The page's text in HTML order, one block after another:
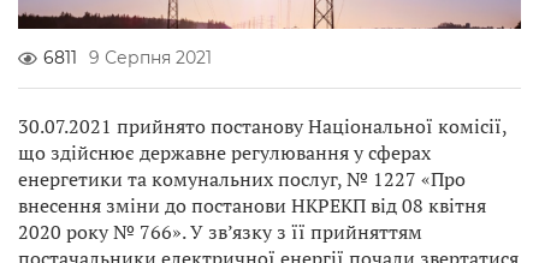
6811 9 Серпня 2021
30.07.2021 прийнято постанову Національної комісії,
що здійснює державне регулювання у сферах
енергетики та комунальних послуг, № 1227 «Про
внесення зміни до постанови НКРЕКП від 08 квітня
2020 року № 766». У зв’язку з її прийняттям